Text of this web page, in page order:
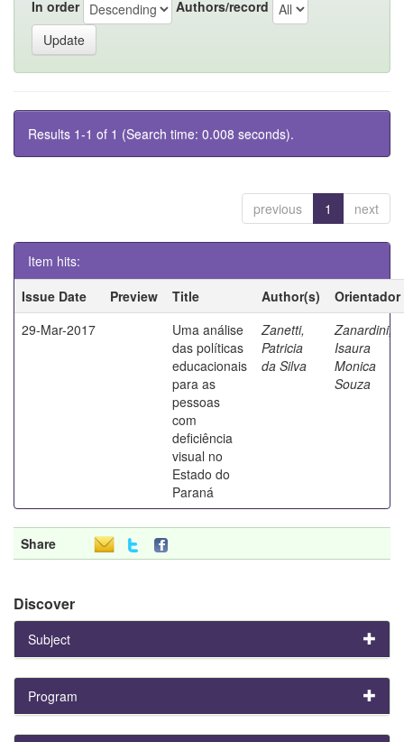
In order Authors/record
Results 1-1 of 1 (Search time: 0.008 seconds).
previous 1 next
Item hits:
Issue Date
Preview Title Author(s)
Orientador
29-Mar-2017
Uma análise
das políticas
educacionais
para as
pessoas
com
deficiência
visual no
Estado do
Paraná
Zanetti,
Patricia
da Silva
Zanardini,
Isaura
Monica
Souza
Share
Discover
Subject
Program